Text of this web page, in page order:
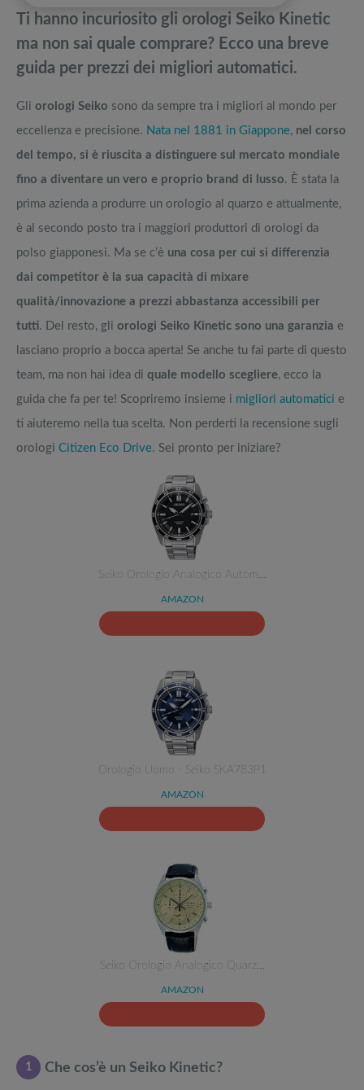
Orologi Armani: Chi li produce e quale comprare, la guida
Offerte robot aspirapolvere da non perdere nella Black Friday Week
Ti hanno incuriosito gli orologi Seiko Kinetic
ma non sai quale comprare? Ecco una breve
guida per prezzi dei migliori automatici.
Gli orologi Seiko sono da sempre tra i migliori al mondo per
eccellenza e precisione. Nata nel 1881 in Giappone, nel corso
del tempo, si è riuscita a distinguere sul mercato mondiale
fino a diventare un vero e proprio brand di lusso. È stata la
prima azienda a produrre un orologio al quarzo e attualmente,
è al secondo posto tra i maggiori produttori di orologi da
polso giapponesi. Ma se c’è una cosa per cui si differenzia
dai competitor è la sua capacità di mixare
qualità/innovazione a prezzi abbastanza accessibili per
tutti. Del resto, gli orologi Seiko Kinetic sono una garanzia e
lasciano proprio a bocca aperta! Se anche tu fai parte di questo
team, ma non hai idea di quale modello scegliere, ecco la
guida che fa per te! Scopriremo insieme i migliori automatici e
ti aiuteremo nella tua scelta. Non perderti la recensione sugli
orologi Citizen Eco Drive. Sei pronto per iniziare?
Seiko Orologio Analogico Autom…
AMAZON
Orologio Uomo - Seiko SKA783P1
AMAZON
Seiko Orologio Analogico Quarz…
AMAZON
1 Che cos’è un Seiko Kinetic?